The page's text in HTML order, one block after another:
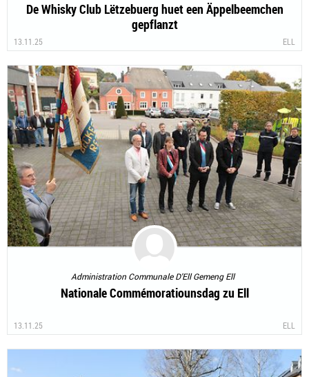
De Whisky Club Lëtzebuerg huet een Äppelbeemchen
gepflanzt
13.11.25 ELL
Administration Communale D'Ell Gemeng Ell
Nationale Commémoratiounsdag zu Ell
13.11.25 ELL